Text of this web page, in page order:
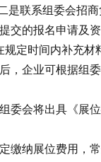
是联系组委会招商
的报名申请及
定时间内补充材
企业可根据组
会将出具《展
纳展位费用，